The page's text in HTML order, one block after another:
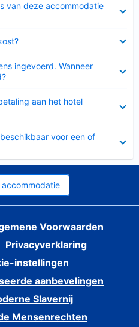
van deze accommodatie
ingevoerd. Wanneer
aan het hotel
voor een of
accommodatie
Voorwaarden
Privacyverklaring
instellingen
aanbevelingen
Slavernij
Mensenrechten